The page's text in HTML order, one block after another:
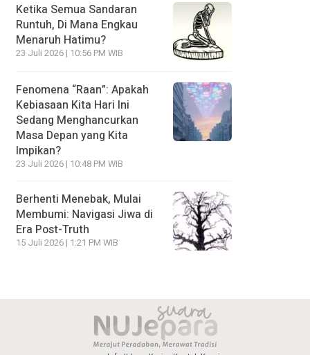
Ketika Semua Sandaran
Runtuh, Di Mana Engkau
Menaruh Hatimu?
23 Juli 2026 | 10:56 PM WIB
Fenomena “Raan”: Apakah
Kebiasaan Kita Hari Ini
Sedang Menghancurkan
Masa Depan yang Kita
Impikan?
23 Juli 2026 | 10:48 PM WIB
Berhenti Menebak, Mulai
Membumi: Navigasi Jiwa di
Era Post-Truth
15 Juli 2026 | 1:21 PM WIB